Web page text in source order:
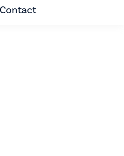
Contact